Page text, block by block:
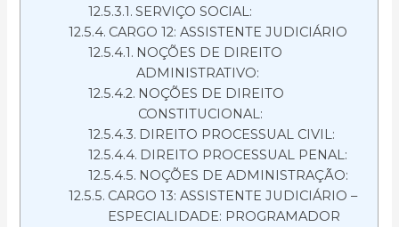
SERVIÇO SOCIAL:
CARGO 12: ASSISTENTE JUDICIÁRIO
NOÇÕES DE DIREITO
ADMINISTRATIVO:
NOÇÕES DE DIREITO
CONSTITUCIONAL:
DIREITO PROCESSUAL CIVIL:
DIREITO PROCESSUAL PENAL:
NOÇÕES DE ADMINISTRAÇÃO:
CARGO 13: ASSISTENTE JUDICIÁRIO –
ESPECIALIDADE: PROGRAMADOR